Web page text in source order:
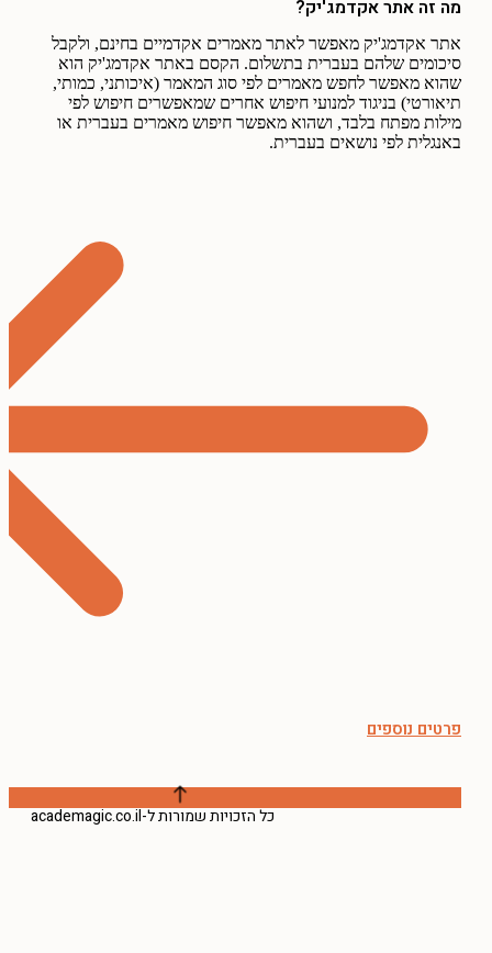
מה זה אתר אקדמג'יק?
אתר אקדמג'יק מאפשר לאתר מאמרים אקדמיים בחינם, ולקבל
סיכומים שלהם בעברית בתשלום. הקסם באתר אקדמג'יק הוא
שהוא מאפשר לחפש מאמרים לפי סוג המאמר (איכותני, כמותי,
תיאורטי) בניגוד למנועי חיפוש אחרים שמאפשרים חיפוש לפי
מילות מפתח בלבד, ושהוא מאפשר חיפוש מאמרים בעברית או
באנגלית לפי נושאים בעברית.
פרטים נוספים
כל הזכויות שמורות ל-academagic.co.il